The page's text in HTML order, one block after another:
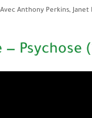
Anthony Perkins, Janet
Psychose